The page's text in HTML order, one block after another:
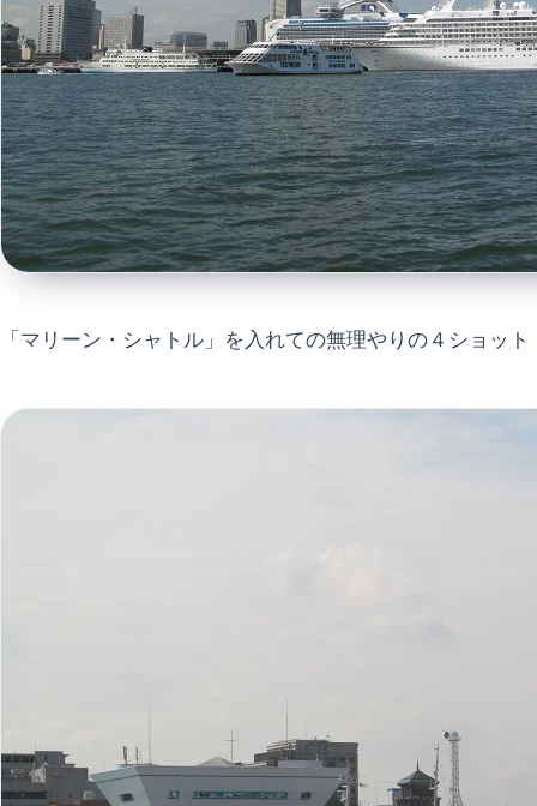
「マリーン・シャトル」を入れての無理やりの４ショット